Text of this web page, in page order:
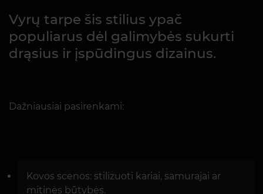
Vyrų tarpe šis stilius ypač
populiarus dėl galimybės sukurti
drąsius ir įspūdingus dizainus.
Dažniausiai pasirenkami:
Kovos scenos: stilizuoti kariai, samurajai ar
mitinės būtybės.